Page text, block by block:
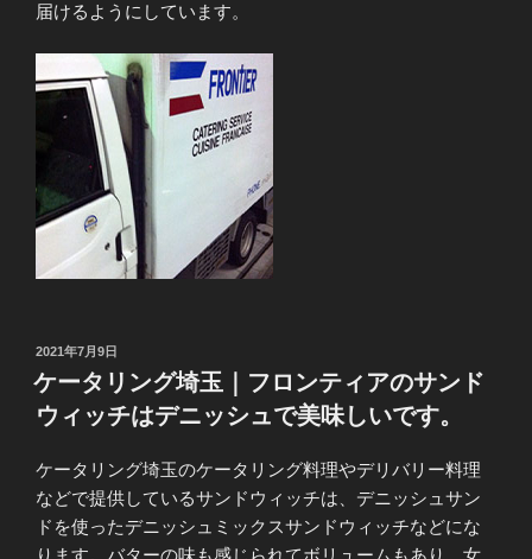
届けるようにしています。
投
稿
日:
2021年7月9日
ケータリング埼玉｜フロンティアのサンド
ウィッチはデニッシュで美味しいです。
ケータリング埼玉のケータリング料理やデリバリー料理
などで提供しているサンドウィッチは、デニッシュサン
ドを使ったデニッシュミックスサンドウィッチなどにな
ります。バターの味も感じられてボリュームもあり、女